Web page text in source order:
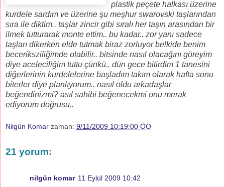
plastik peçete halkası üzerine
kurdele sardım ve üzerine şu meşhur swarovski taşlarından
sıra ile diktim.. taşlar zincir gibi sıralı her taşın arasından bir
ilmek tutturarak monte ettim.. bu kadar.. zor yanı sadece
taşları dikerken elde tutmak biraz zorluyor belkide benim
beceriksziliğimde olabilir.. bitsinde nasıl olacağını göreyim
diye aceleciliğim tuttu çünkü.. dün gece bitirdim 1 tanesini
diğerlerinin kurdelelerine başladım takım olarak hafta sonu
biterler diye planlıyorum.. nasıl oldu arkadaşlar
beğendinizmi? asıl sahibi beğenecekmi onu merak
ediyorum doğrusu..
Nilgün Komar zaman: 9/11/2009 10:19:00 ÖÖ
21 yorum:
nilgün komar 11 Eylül 2009 10:42